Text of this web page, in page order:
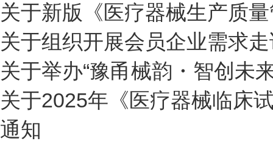
关于新版《医疗器械生产质
关于组织开展会员企业需求
关于举办“豫甬械韵・智创未
关于2025年《医疗器械临床
通知